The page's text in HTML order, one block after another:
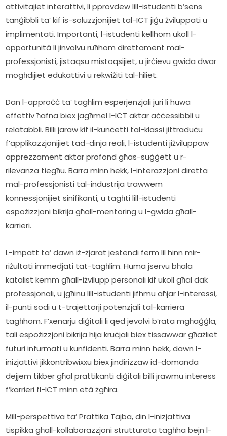
attivitajiet interattivi, li pprovdew lill-istudenti b’sens
tanġibbli ta’ kif is-soluzzjonijiet tal-ICT jiġu żviluppati u
implimentati. Importanti, l-istudenti kellhom ukoll l-
opportunità li jinvolvu ruħhom direttament mal-
professjonisti, jistaqsu mistoqsijiet, u jirċievu gwida dwar
mogħdijiet edukattivi u rekwiżiti tal-ħiliet.
Dan l-approċċ ta’ tagħlim esperjenzjali juri li huwa
effettiv ħafna biex jagħmel l-ICT aktar aċċessibbli u
relatabbli. Billi jaraw kif il-kunċetti tal-klassi jittraduċu
f’applikazzjonijiet tad-dinja reali, l-istudenti jiżviluppaw
apprezzament aktar profond għas-suġġett u r-
rilevanza tiegħu. Barra minn hekk, l-interazzjoni diretta
mal-professjonisti tal-industrija trawwem
konnessjonijiet sinifikanti, u tagħti lill-istudenti
espożizzjoni bikrija għall-mentoring u l-gwida għall-
karrieri.
L-impatt ta’ dawn iż-żjarat jestendi ferm lil hinn mir-
riżultati immedjati tat-tagħlim. Huma jservu bħala
katalist kemm għall-iżvilupp personali kif ukoll għal dak
professjonali, u jgħinu lill-istudenti jifhmu aħjar l-interessi,
il-punti sodi u t-trajettorji potenzjali tal-karriera
tagħhom. F’xenarju diġitali li qed jevolvi b’rata mgħaġġla,
tali espożizzjoni bikrija hija kruċjali biex tissawwar għażliet
futuri infurmati u kunfidenti. Barra minn hekk, dawn l-
inizjattivi jikkontribwixxu biex jindirizzaw id-domanda
dejjem tikber għal prattikanti diġitali billi jrawmu interess
f’karrieri fl-ICT minn età żgħira.
Mill-perspettiva ta’ Prattika Tajba, din l-inizjattiva
tispikka għall-kollaborazzjoni strutturata tagħha bejn l-